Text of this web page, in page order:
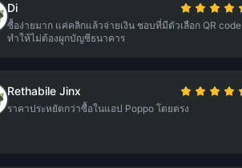
Di
ซื้อง่ายมาก แค่คลิกแล้วจ่ายเงิน ชอบที่มีตัวเลือก QR code
ทำให้ไม่ต้องผูกบัญชีธนาคาร
Rethabile Jinx
ราคาประหยัดกว่าซื้อในแอป Poppo โดยตรง